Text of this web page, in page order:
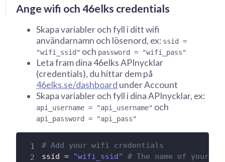
Ange wifi och 46elks credentials
Skapa variabler och fyll i ditt wifi
användarnamn och lösenord, ex: ssid =
"wifi_ssid" och password = "wifi_pass"
Leta fram dina 46elks APInycklar
(credentials), du hittar dem på
46elks.se/dashboard under Account
Skapa variabler och fyll i dina APInycklar, ex:
api_username = "api_username" och
api_password = "api_pass"
# Add your wifi credentials
ssid = "wifi_ssid"
# The name of your